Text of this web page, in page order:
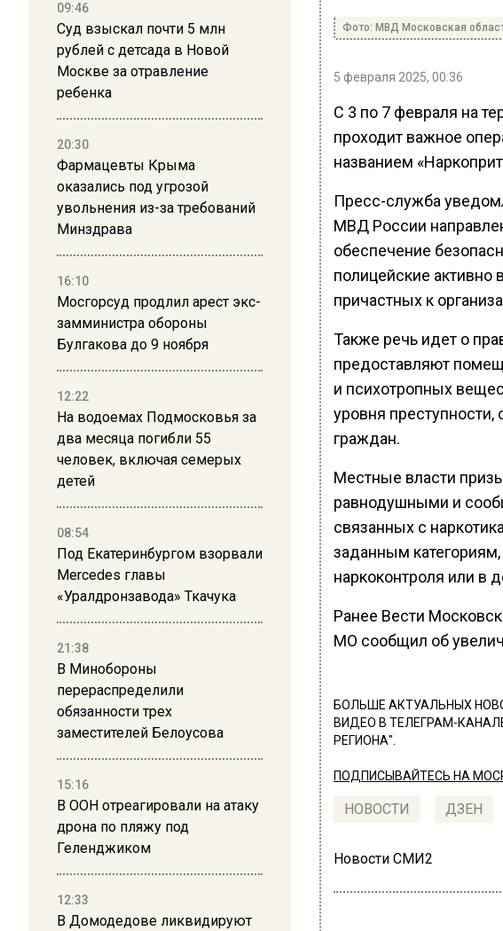
09:46
Суд взыскал почти 5 млн
рублей с детсада в Новой
Москве за отравление
ребенка
20:30
Фармацевты Крыма
оказались под угрозой
увольнения из-за требований
Минздрава
16:10
Мосгорсуд продлил арест экс-
замминистра обороны
Булгакова до 9 ноября
12:22
На водоемах Подмосковья за
два месяца погибли 55
человек, включая семерых
детей
08:54
Под Екатеринбургом взорвали
Mercedes главы
«Уралдронзавода» Ткачука
21:38
В Минобороны
перераспределили
обязанности трех
заместителей Белоусова
15:16
В ООН отреагировали на атаку
дрона по пляжу под
Геленджиком
12:33
В Домодедове ликвидируют
Фото: МВД Московская
5 февраля 2025, 00:36
С 3 по 7 февраля на
проходит важное
названием
Пресс-служба
МВД России
обеспечение
полицейские активно
причастных к
Также речь идет о
предоставляют
и психотропных
уровня преступности,
граждан.
Местные власти
равнодушными и
связанных с
заданным
наркоконтроля или в
Ранее Вести
МО сообщил об
БОЛЬШЕ АКТУАЛЬНЫХ
ВИДЕО В ТЕЛЕГРАМ-
РЕГИОНА".
ПОДПИСЫВАЙТЕСЬ НА
НОВОСТИ ДЗЕН
Новости СМИ2